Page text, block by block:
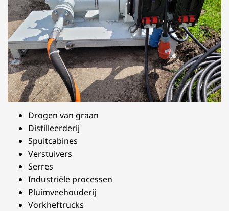
Drogen van graan
Distilleerderij
Spuitcabines
Verstuivers
Serres
Industriële processen
Pluimveehouderij
Vorkheftrucks